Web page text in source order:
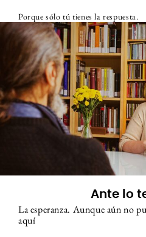
Porque sólo tú tienes la respuesta.
Ante lo
La esperanza. Aunque aún no
aquí